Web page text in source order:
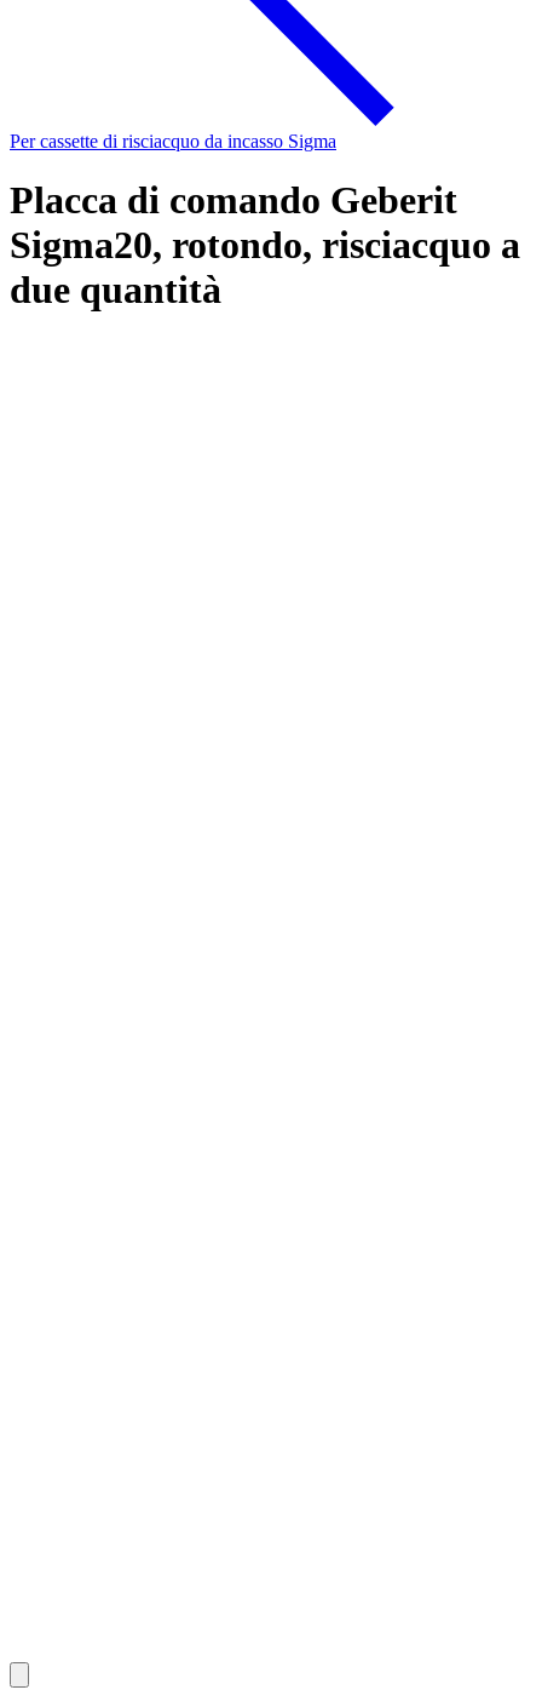
Per cassette di risciacquo da incasso Sigma
Placca di comando Geberit
Sigma20, rotondo, risciacquo a
due quantità